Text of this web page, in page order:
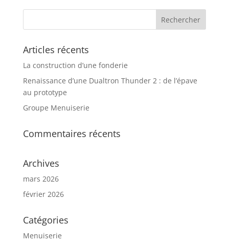
Articles récents
La construction d’une fonderie
Renaissance d’une Dualtron Thunder 2 : de l’épave
au prototype
Groupe Menuiserie
Commentaires récents
Archives
mars 2026
février 2026
Catégories
Menuiserie